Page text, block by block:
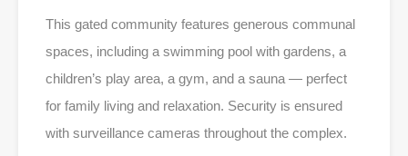
This gated community features generous communal
spaces, including a swimming pool with gardens, a
children’s play area, a gym, and a sauna — perfect
for family living and relaxation. Security is ensured
with surveillance cameras throughout the complex.